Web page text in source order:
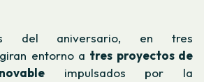
del aniversario, en tres
entorno a tres proyectos de
impulsados por la